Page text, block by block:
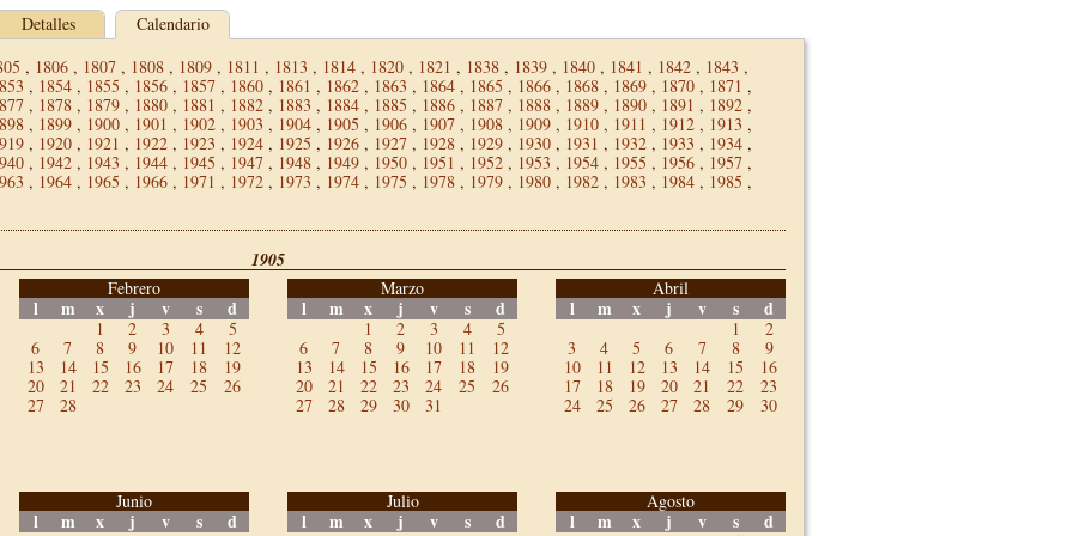
Detalles
Calendario
, 1806 , 1807 , 1808 , 1809 , 1811 , 1813 , 1814 , 1820 , 1821 , 1838 , 1839 , 1840 , 1841 , 1842 , 1843 ,
, 1854 , 1855 , 1856 , 1857 , 1860 , 1861 , 1862 , 1863 , 1864 , 1865 , 1866 , 1868 , 1869 , 1870 , 1871 ,
, 1878 , 1879 , 1880 , 1881 , 1882 , 1883 , 1884 , 1885 , 1886 , 1887 , 1888 , 1889 , 1890 , 1891 , 1892 ,
, 1899 , 1900 , 1901 , 1902 , 1903 , 1904 , 1905 , 1906 , 1907 , 1908 , 1909 , 1910 , 1911 , 1912 , 1913 ,
, 1920 , 1921 , 1922 , 1923 , 1924 , 1925 , 1926 , 1927 , 1928 , 1929 , 1930 , 1931 , 1932 , 1933 , 1934 ,
, 1942 , 1943 , 1944 , 1945 , 1947 , 1948 , 1949 , 1950 , 1951 , 1952 , 1953 , 1954 , 1955 , 1956 , 1957 ,
, 1964 , 1965 , 1966 , 1971 , 1972 , 1973 , 1974 , 1975 , 1978 , 1979 , 1980 , 1982 , 1983 , 1984 , 1985 ,
1905
Febrero
l m x j v s d
1 2 3 4
5
6
7 8 9 10 11
12
13
14 15 16 17 18
19
20
21 22 23 24 25
26
27
28
Marzo
l m x j v s d
1 2 3 4
5
6
7 8 9 10 11
12
13
14 15 16 17 18
19
20
21 22 23 24 25
26
27
28 29 30 31
Abril
l m x j v s d
1
2
3
4 5 6 7 8
9
10
11 12 13 14 15
16
17
18 19 20 21 22
23
24
25 26 27 28 29 30
Junio
l m x j v s d
Julio
l m x j v s d
Agosto
l m x j v s d